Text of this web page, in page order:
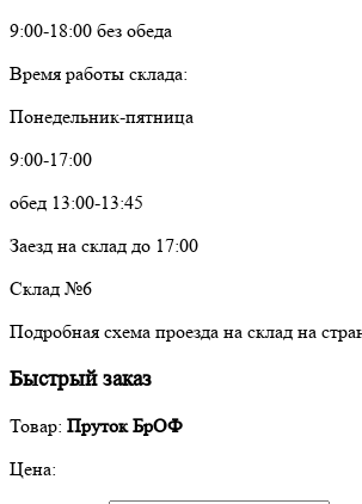
9:00-18:00 без обеда
Время работы склада:
Понедельник-пятница
9:00-17:00
обед 13:00-13:45
Заезд на склад до 17:00
Склад №6
Подробная схема проезда на склад на
Быстрый заказ
Товар: Пруток БрОФ
Цена: